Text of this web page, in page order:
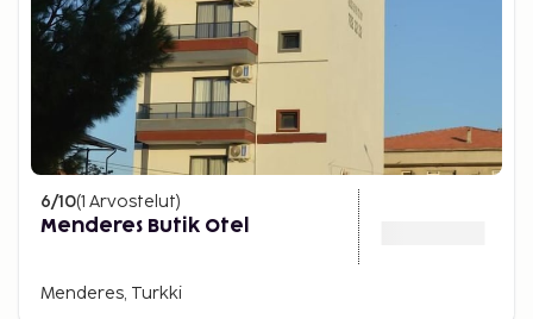
6/10(1 Arvostelut)
Menderes Butik Otel
Menderes, Turkki